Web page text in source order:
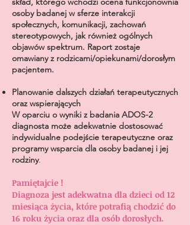
osoby badanej w sferze interakcji
społecznych, komunikacji, zachowań
stereotypowych, jak również ogólnych
objawów spektrum. Raport zostaje
omawiany z rodzicami/opiekunami/dorosłym
pacjentem.
Planowanie dalszych działań terapeutycznych
oraz wspierających
W oparciu o wyniki z badania ADOS-2
diagnosta może adekwatnie dostosować
indywidualne podejście terapeutyczne oraz
programy wsparcia dla osoby badanej i jej
rodziny.
Pamiętajcie !
Diagnoza jest adekwatna dla dzieci od 12
miesiąca życia, które potrafią chodzić do
16 roku życia oraz dla osób dorosłych.